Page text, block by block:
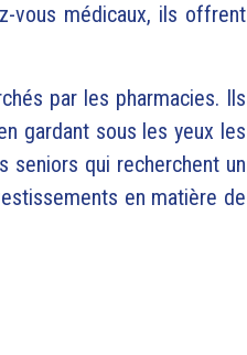
vous médicaux, ils offrent
par les pharmacies. Ils
gardant sous les yeux les
qui recherchent un
en matière de